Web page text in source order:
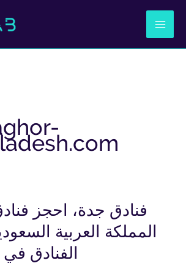
فنادق جدة، احجز
المملكة العربية
الفنادق في